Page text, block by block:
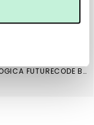
DERMALOGICA FUTURECODE BOOSTER SERUM